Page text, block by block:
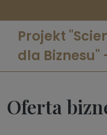
Projekt
dla Biznesu"
Oferta